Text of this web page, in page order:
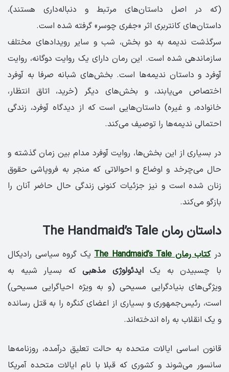
(که در اصل داستان‌های مرتبط و دنباله‌داری هستند)،
داستان‌های کانتربری اثر «جفری چوسر» گرفته شده است.
سرگذشت ندیمه به دو بخش، شب و سایر رویدادهای مختلف
سازماندهی شده است. این رمان دارای یک روایت دوگانه، روایت
آوفرد و داستان ندیمه‌ها است. بخش‌های شبانه صرفا به آوفرد
اختصاص می‌یابند، و بخش‌های دیگر (خرید، اتاق انتظار،
خانواده، و غیره) داستان‌هایی است که از دیدگاه آوفرد، زندگی
احتمالی ندیمه‌ها را توصیف می‌کند.
در بسیاری از این بخش‌ها، روایت آوفرد مدام بین زمان گذشته و
حال می‌چرخد و اوضاع و احوالاتی که منجر به فروپاشی حقوق
زنان شده است و نیز جزئیات کنونی زندگی حال حاضر آنان را
بازگو می‌کند.
داستان رمان The Handmaid’s Tale
درکتاب رمان The Handmaid’s Tale
یک گروه سیاسی رادیکال
با چسبیدن به یکایدئولوژی مذهبیکه بسیار شبیه به
ویژگی‌های بنیادگرایی مسیحی (و به ویژه احیاگرایی مسیحی)
است، رئیس‌جمهوری و بسیاری از اعضای کنگره را به قتل رسانده
و یک انقلاب به راه اندخته‌اند.
قانون اساسی ایالات متحده به حالت تعلیق درآمده، روزنامه‌ها
سانسور می‌شوند و کشوری که قبلا با نام ایالات متحده آمریکا